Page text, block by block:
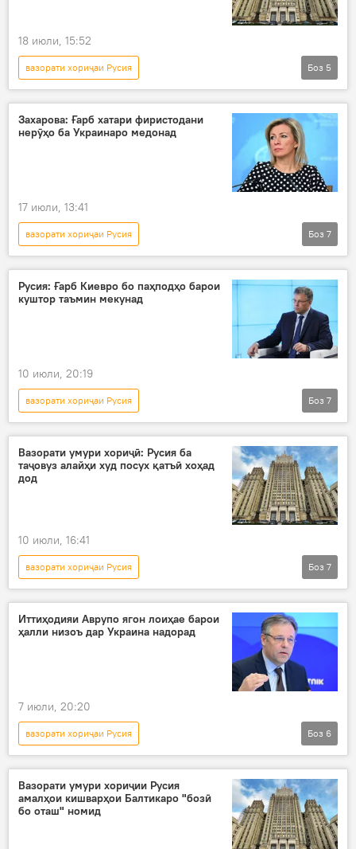
18 июли, 15:52
вазорати хориҷаи Русия
Амалиёти вижаи Русия барои ҳимояи Донбасс: охирин хабарҳо
амалиёти вижа
маълумот
дуздӣ
Боз 5
Захарова: Ғарб хатари фиристодани
нерӯҳо ба Украинаро медонад
17 июли, 13:41
вазорати хориҷаи Русия
Амалиёти вижаи Русия барои ҳимояи Донбасс: охирин хабарҳо
Украина
амалиёти вижа
Русия
нерӯҳо
низоъ
Боз 7
Русия: Ғарб Киевро бо паҳподҳо барои
куштор таъмин мекунад
10 июли, 20:19
вазорати хориҷаи Русия
Амалиёти вижаи Русия барои ҳимояи Донбасс: охирин хабарҳо
амалиёти вижа
низоъ
паҳпод
технология Ғарб
Боз 7
Вазорати умури хориҷӣ: Русия ба
таҷовуз алайҳи худ посух қатъӣ хоҳад
дод
10 июли, 16:41
вазорати хориҷаи Русия
Амалиёти вижаи Русия барои ҳимояи Донбасс: охирин хабарҳо
Украина
амалиёти вижа
НАТО
аслиҳа
низоъ Русия
Боз 7
Иттиҳодияи Аврупо ягон лоиҳае барои
ҳалли низоъ дар Украина надорад
7 июли, 20:20
вазорати хориҷаи Русия
Амалиёти вижаи Русия барои ҳимояи Донбасс: охирин хабарҳо
Украина
амалиёти вижа
низоъ
ҳалли низоъ
Русия
Боз 6
Вазорати умури хориҷии Русия
амалҳои кишварҳои Балтикаро "бозӣ
бо оташ" номид